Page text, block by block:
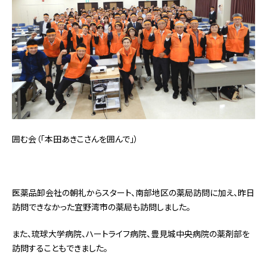
囲む会（「本田あきこさんを囲んで」）
医薬品卸会社の朝礼からスタート、南部地区の薬局訪問に加え、昨日
訪問できなかった宜野湾市の薬局も訪問しました。
また、琉球大学病院、ハートライフ病院、豊見城中央病院の薬剤部を
訪問することもできました。